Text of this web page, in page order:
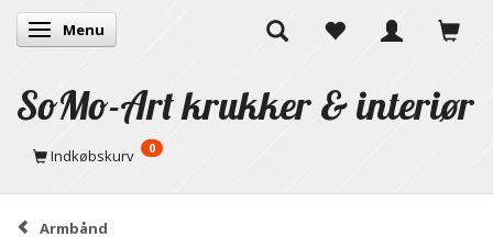
Skifte navigation
Menu
SoMo-Art krukker & interiør
Indkøbskurv 0
Armbånd